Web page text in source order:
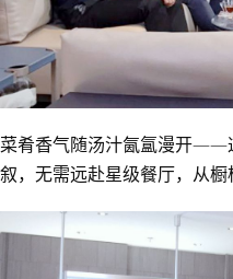
菜肴香气随汤汁氤氲漫开——
叙，无需远赴星级餐厅，从橱